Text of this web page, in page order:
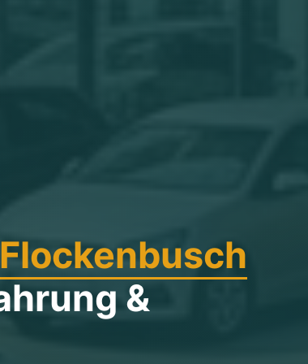
Flockenbusch
&